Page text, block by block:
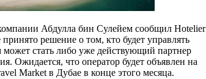
Абдулла бин Сулейем сообщил Hotelier
решение о том, кто будет управлять
стать либо уже действующий партнер
Ожидается, что оператор будет объявлен на
Market в Дубае в конце этого месяца.